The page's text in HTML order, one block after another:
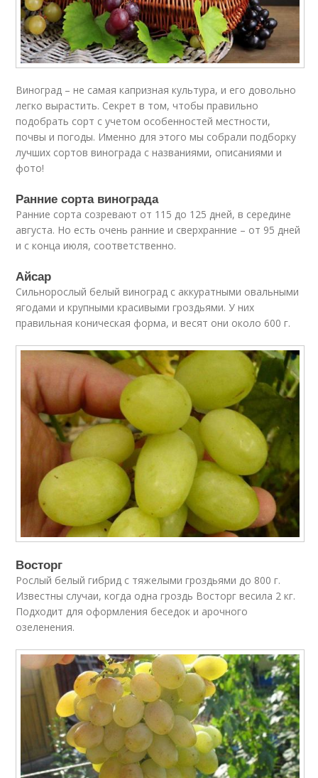
Виноград – не самая капризная культура, и его довольно
легко вырастить. Секрет в том, чтобы правильно
подобрать сорт с учетом особенностей местности,
почвы и погоды. Именно для этого мы собрали подборку
лучших сортов винограда с названиями, описаниями и
фото!
Ранние сорта винограда
Ранние сорта созревают от 115 до 125 дней, в середине
августа. Но есть очень ранние и сверхранние – от 95 дней
и с конца июля, соответственно.
Айсар
Сильнорослый белый виноград с аккуратными овальными
ягодами и крупными красивыми гроздьями. У них
правильная коническая форма, и весят они около 600 г.
Восторг
Рослый белый гибрид с тяжелыми гроздьями до 800 г.
Известны случаи, когда одна гроздь Восторг весила 2 кг.
Подходит для оформления беседок и арочного
озеленения.